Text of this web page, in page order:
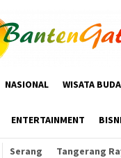
NASIONAL WISATA
ENTERTAINMENT
Serang Tangerang